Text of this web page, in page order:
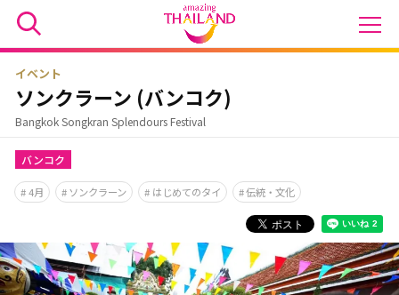
イベント
ソンクラーン (バンコク)
Bangkok Songkran Splendours Festival
バンコク
4月 ソンクラーン はじめてのタイ 伝統・文化